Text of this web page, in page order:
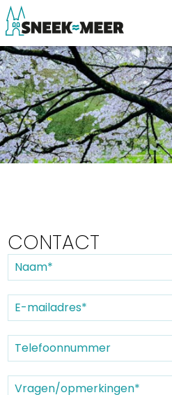
Over Sneek
Uitgelicht
Praktische informatie
Toeristische informatie
Eten, drinken & uitgaan
Watersport
Overnachten
Winkelen
En meer
Arrangementen
CONTACT